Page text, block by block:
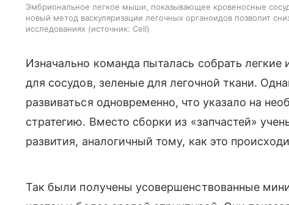
Эмбриональное легкое мыши, показывающее кровеносные
новый метод васкуляризации легочных органоидов позволит
исследованиях
источник: Cell
Изначально команда пыталась собрать
для сосудов, зеленые для легочной ткани.
развиваться одновременно, что указало на
стратегию. Вместо сборки из «запчастей»
развития, аналогичный тому, как это
Так были получены усовершенствованные